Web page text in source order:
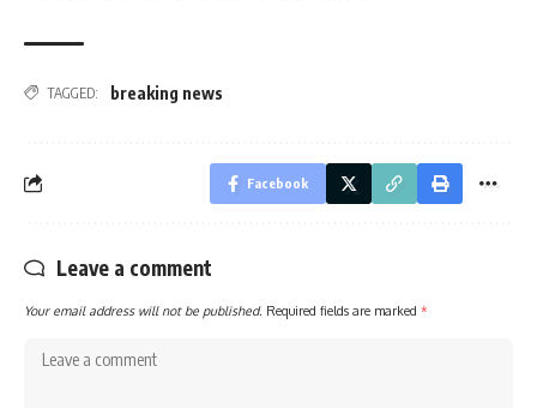
TAGGED: breaking news
Facebook
Leave a comment
Your email address will not be published. Required fields are marked *